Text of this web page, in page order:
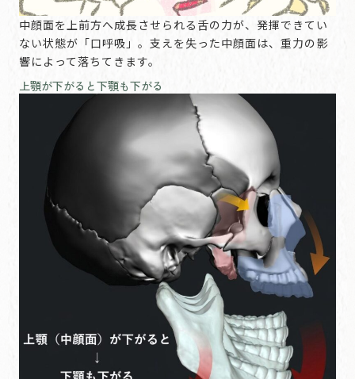
中顔面を上前方へ成長させられる舌の力が、発揮できてい
ない状態が「口呼吸」。支えを失った中顔面は、重力の影
響によって落ちてきます。
上顎が下がると下顎も下がる